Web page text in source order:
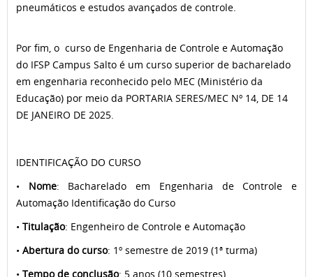
pneumáticos e estudos avançados de controle.
Por fim, o curso de Engenharia de Controle e Automação
do IFSP Campus Salto é um curso superior de bacharelado
em engenharia reconhecido pelo MEC (Ministério da
Educação) por meio da PORTARIA SERES/MEC Nº 14, DE 14
DE JANEIRO DE 2025.
IDENTIFICAÇÃO DO CURSO
• Nome: Bacharelado em Engenharia de Controle e
Automação Identificação do Curso
• Titulação: Engenheiro de Controle e Automação
• Abertura do curso: 1º semestre de 2019 (1ª turma)
• Tempo de conclusão: 5 anos (10 semestres)